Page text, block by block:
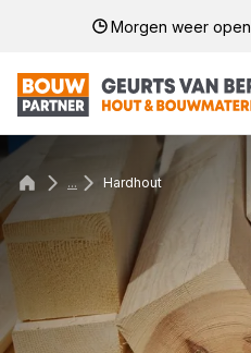
Morgen weer open
... Hardhout